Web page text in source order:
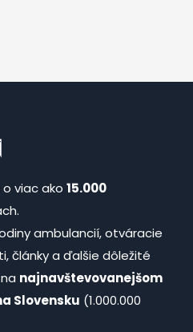
viac ako 15.000
ambulancií, otváracie
články a ďalšie dôležité
najnavštevovanejšom
Slovensku (1.000.000